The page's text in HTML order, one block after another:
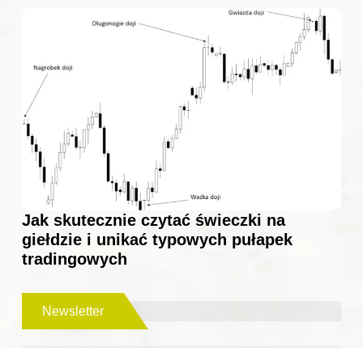
Jak skutecznie czytać świeczki na
giełdzie i unikać typowych pułapek
tradingowych
Newsletter